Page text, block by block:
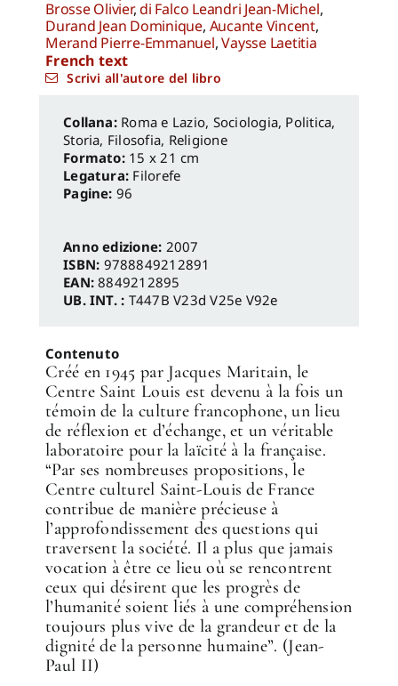
Brosse Olivier,di Falco Leandri Jean-Michel,
Durand Jean Dominique, Aucante Vincent,
Merand Pierre-Emmanuel,Vaysse Laetitia
French text
Scrivi all'autore del libro
Roma e Lazio, Sociologia, Politica,
Storia, Filosofia, Religione
Formato: 15 x 21 cm
Legatura: Filorefe
Pagine: 96
Anno edizione: 2007
ISBN: 9788849212891
EAN:8849212895
UB. INT. : T447B V23d V25e V92e
Contenuto
Créé en 1945 par Jacques Maritain, le
Centre Saint Louis est devenu à la fois un
témoin de la culture francophone, un lieu
de réflexion et d’échange, et un véritable
laboratoire pour la laïcité à la française.
“Par ses nombreuses propositions, le
Centre culturel Saint-Louis de France
contribue de manière précieuse à
l’approfondissement des questions qui
traversent la société. Il a plus que jamais
vocation à être ce lieu où se rencontrent
ceux qui désirent que les progrès de
l’humanité soient liés à une compréhension
toujours plus vive de la grandeur et de la
dignité de la personne humaine”. (Jean-
Paul II)